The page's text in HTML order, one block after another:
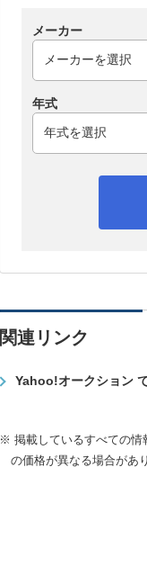
メーカー
年式
関連リンク
Yahoo!オークション
※ 掲載しているすべての情
の価格が異なる場合があ